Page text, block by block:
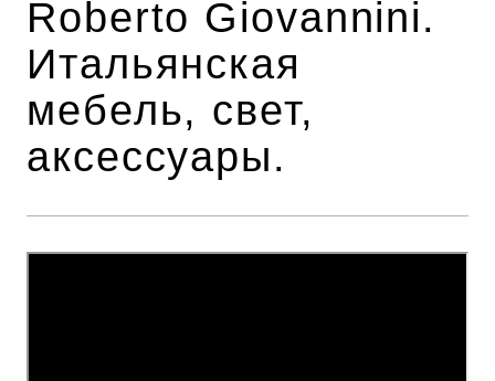
Roberto Giovannini.
Итальянская
мебель, свет,
аксессуары.